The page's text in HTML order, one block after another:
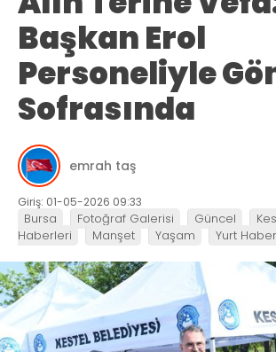
Başkan Erol
Personeliyle
Sofrasında
emrah taş
Giriş: 01-05-2026 09:33
Bursa Fotoğraf Galerisi Güncel
Haberleri
Manşet Yaşam Yurt